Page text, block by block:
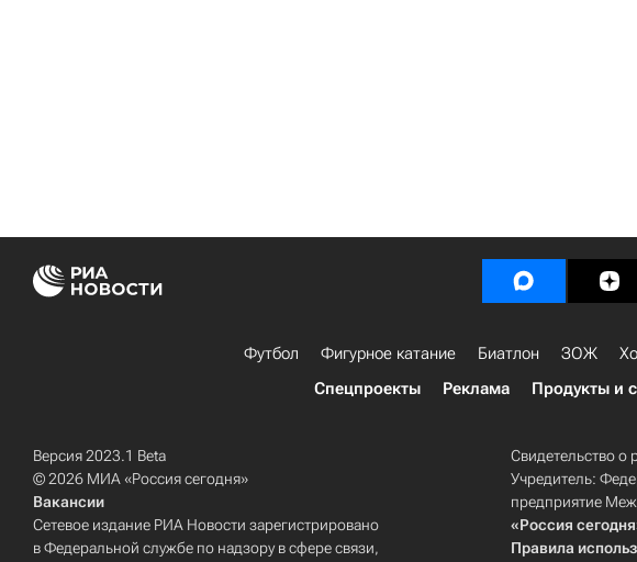
Футбол Фигурное катание Биатлон ЗОЖ
Спецпроекты
Реклама Продукты и
Версия 2023.1 Beta
© 2026 МИА «Россия сегодня»
Вакансии
Сетевое издание РИА Новости зарегистрировано
в Федеральной службе по надзору в сфере связи,
Свидетельство
Учредитель:
предприятие
«Россия
Правила